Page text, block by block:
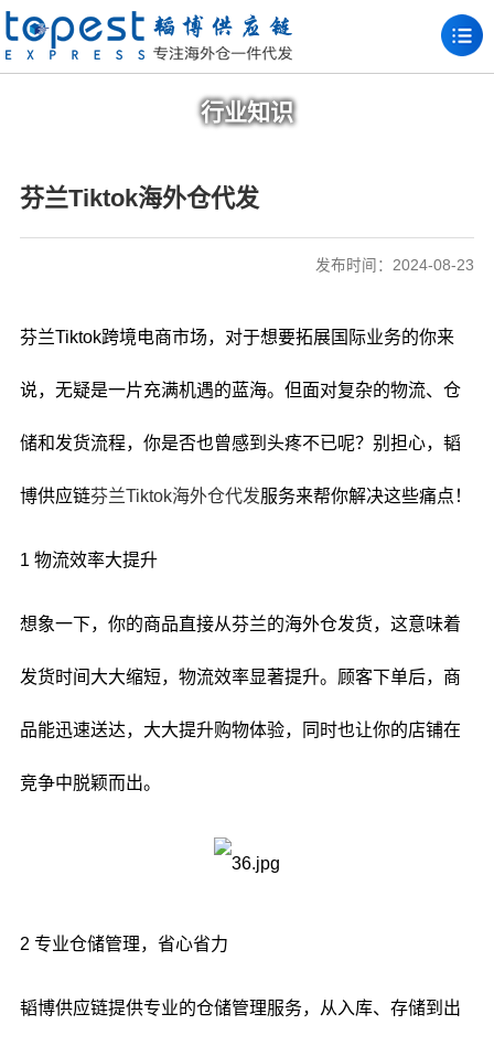
行业知识
芬兰Tiktok海外仓代发
发布时间：2024-08-23
芬兰Tiktok跨境电商市场，对于想要拓展国际业务的你来
说，无疑是一片充满机遇的蓝海。但面对复杂的物流、仓
储和发货流程，你是否也曾感到头疼不已呢？别担心，韬
博供应链芬兰Tiktok海外仓代发服务来帮你解决这些痛点！
1 物流效率大提升
想象一下，你的商品直接从芬兰的海外仓发货，这意味着
发货时间大大缩短，物流效率显著提升。顾客下单后，商
品能迅速送达，大大提升购物体验，同时也让你的店铺在
竞争中脱颖而出。
2 专业仓储管理，省心省力
韬博供应链提供专业的仓储管理服务，从入库、存储到出